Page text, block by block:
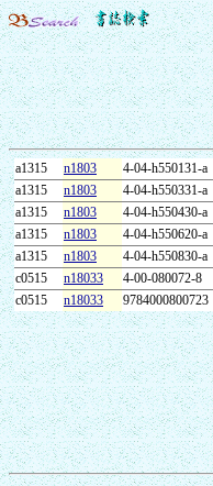
a1315 n1803 4-04-h550131-a
a1315
n1803 4-04-h550331-a
a1315
n1803 4-04-h550430-a
a1315
n1803 4-04-h550620-a
a1315
n1803 4-04-h550830-a
c0515
n18033 4-00-080072-8
c0515
n18033 9784000800723